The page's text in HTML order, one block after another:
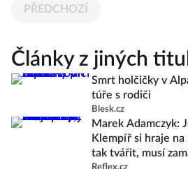
PŘEDCHOZÍ
Články z jiných
Smrt holčičky v
túře s rodiči
Blesk.cz
Marek Adamczyk:
Klempíř si hraje
tak tvářit, musí